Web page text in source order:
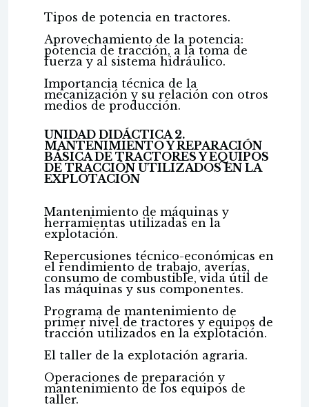
Tipos de potencia en tractores.
Aprovechamiento de la potencia:
potencia de tracción, a la toma de
fuerza y al sistema hidráulico.
Importancia técnica de la
mecanización y su relación con otros
medios de producción.
UNIDAD DIDÁCTICA 2.
MANTENIMIENTO Y REPARACIÓN
BÁSICA DE TRACTORES Y EQUIPOS
DE TRACCIÓN UTILIZADOS EN LA
EXPLOTACIÓN
Mantenimiento de máquinas y
herramientas utilizadas en la
explotación.
Repercusiones técnico-económicas en
el rendimiento de trabajo, averías,
consumo de combustible, vida útil de
las máquinas y sus componentes.
Programa de mantenimiento de
primer nivel de tractores y equipos de
tracción utilizados en la explotación.
El taller de la explotación agraria.
Operaciones de preparación y
mantenimiento de los equipos de
taller.